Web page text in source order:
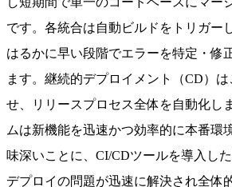
です。各統合は自動ビルドをトリガー
はるかに早い段階でエラーを特定・修
ます。継続的デプロイメント（CD）
せ、リリースプロセス全体を自動化し
ムは新機能を迅速かつ効率的に本番環
味深いことに、CI/CDツールを導入し
デプロイの問題が迅速に解決され全体